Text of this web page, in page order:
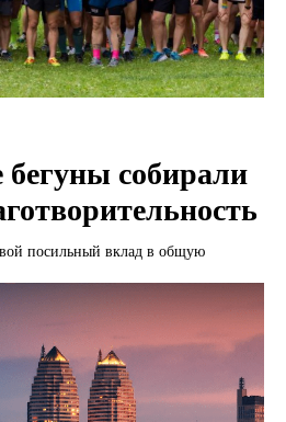
собирали
посильный вклад в общую